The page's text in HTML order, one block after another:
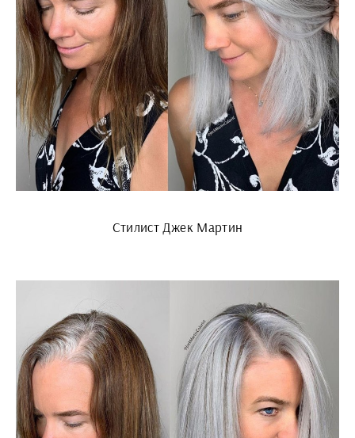
Стилист Джек Мартин